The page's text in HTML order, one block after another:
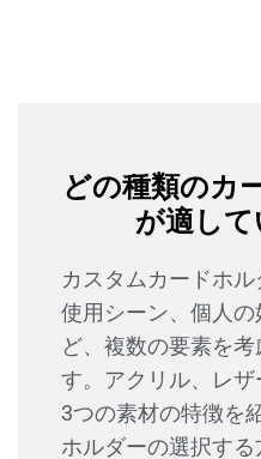
どの種類のカ
が適して
カスタムカードホ
使用シーン、個人
ど、複数の要素を
す。アクリル、レ
3つの素材の特徴を
ホルダーの選択す